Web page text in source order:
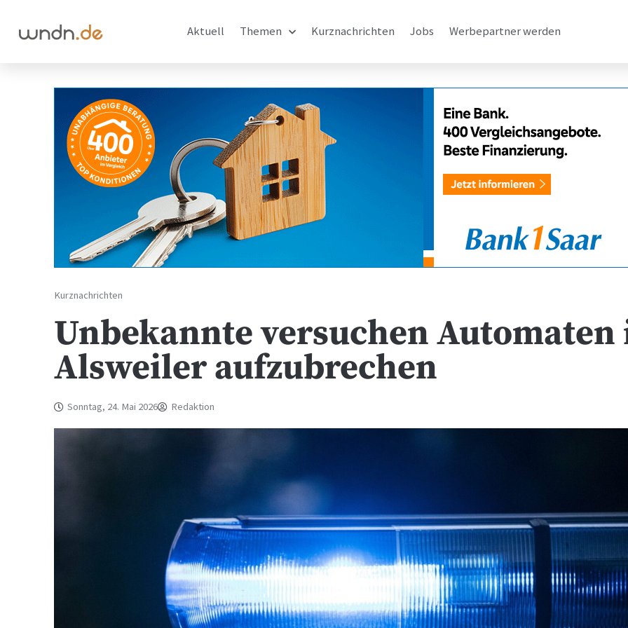
Aktuell Themen Kurznachrichten Jobs Werbepartner werden
Kurznachrichten
Unbekannte versuchen Automaten
Alsweiler aufzubrechen
Sonntag, 24. Mai 2026 Redaktion